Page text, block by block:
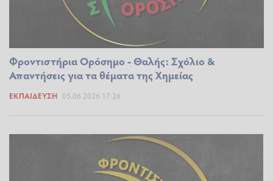
Φροντιστήρια Ορόσημο - Θαλής: Σχόλιο &
Απαντήσεις για τα θέματα της Χημείας
ΕΚΠΑΊΔΕΥΣΗ 05.06.2026 17:26